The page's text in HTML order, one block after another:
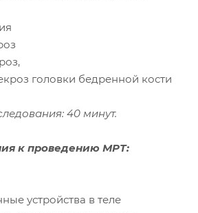
головки бедренной кости
40 минут.
к проведению МРТ:
устройства в теле